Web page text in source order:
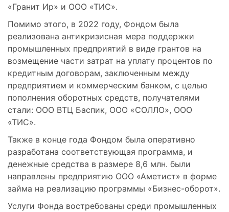
«Гранит Ир» и ООО «ТИС».
Помимо этого, в 2022 году, Фондом была
реализована антикризисная мера поддержки
промышленных предприятий в виде грантов на
возмещение части затрат на уплату процентов по
кредитным договорам, заключенным между
предприятием и коммерческим банком, с целью
пополнения оборотных средств, получателями
стали: ООО ВТЦ Баспик, ООО «СОЛЛО», ООО
«ТИС».
Также в конце года Фондом была оперативно
разработана соответствующая программа, и
денежные средства в размере 8,6 млн. были
направлены предприятию ООО «Аметист» в форме
займа на реализацию программы «Бизнес-оборот».
Услуги Фонда востребованы среди промышленных